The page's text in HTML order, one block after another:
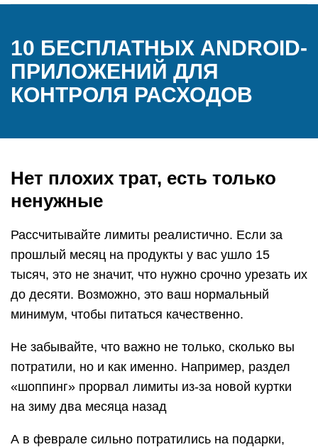
10 БЕСПЛАТНЫХ ANDROID-
ПРИЛОЖЕНИЙ ДЛЯ
КОНТРОЛЯ РАСХОДОВ
Нет плохих трат, есть только
ненужные
Рассчитывайте лимиты реалистично. Если за
прошлый месяц на продукты у вас ушло 15
тысяч, это не значит, что нужно срочно урезать их
до десяти. Возможно, это ваш нормальный
минимум, чтобы питаться качественно.
Не забывайте, что важно не только, сколько вы
потратили, но и как именно. Например, раздел
«шоппинг» прорвал лимиты из-за новой куртки
на зиму два месяца назад
А в феврале сильно потратились на подарки,